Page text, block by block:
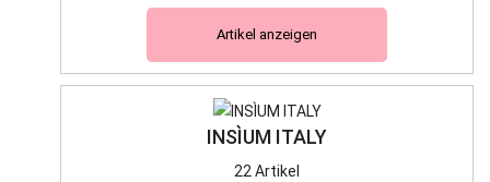
Artikel anzeigen
INSÌUM ITALY
22 Artikel